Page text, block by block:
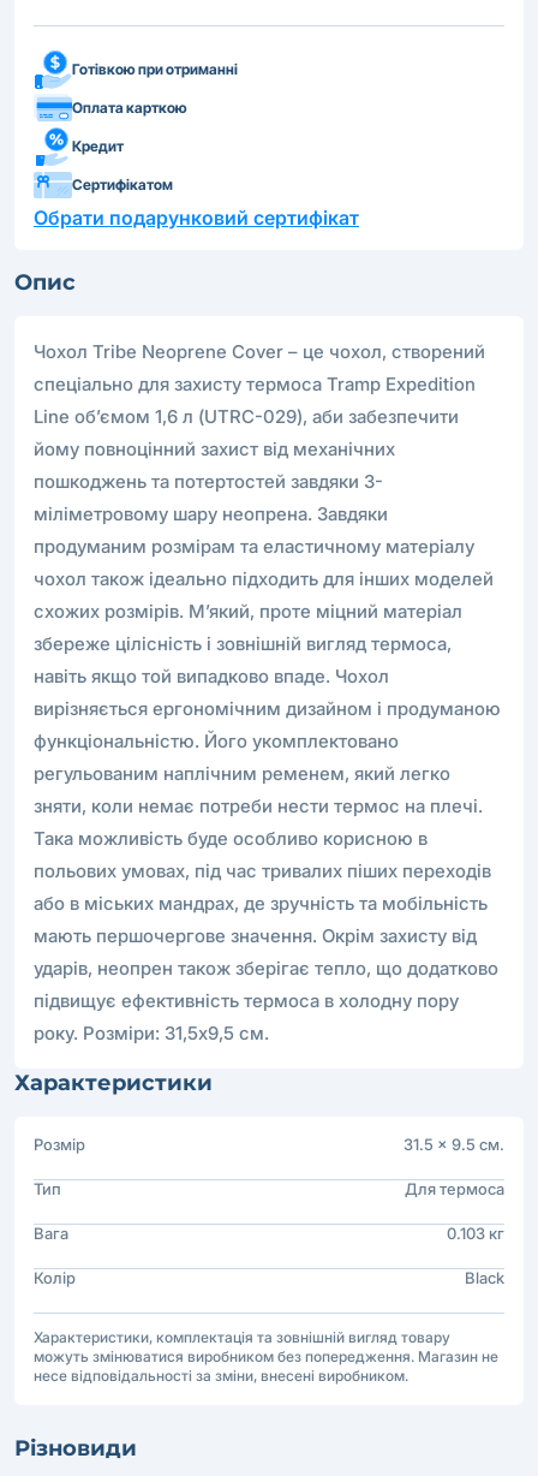
Готівкою при отриманні
Оплата карткою
Кредит
Сертифікатом
Обрати подарунковий сертифікат
Опис
Чохол Tribe Neoprene Cover – це чохол, створений
спеціально для захисту термоса Tramp Expedition
Line об’ємом 1,6 л (UTRC-029), аби забезпечити
йому повноцінний захист від механічних
пошкоджень та потертостей завдяки 3-
міліметровому шару неопрена. Завдяки
продуманим розмірам та еластичному матеріалу
чохол також ідеально підходить для інших моделей
схожих розмірів. М’який, проте міцний матеріал
збереже цілісність і зовнішній вигляд термоса,
навіть якщо той випадково впаде. Чохол
вирізняється ергономічним дизайном і продуманою
функціональністю. Його укомплектовано
регульованим наплічним ременем, який легко
зняти, коли немає потреби нести термос на плечі.
Така можливість буде особливо корисною в
польових умовах, під час тривалих піших переходів
або в міських мандрах, де зручність та мобільність
мають першочергове значення. Окрім захисту від
ударів, неопрен також зберігає тепло, що додатково
підвищує ефективність термоса в холодну пору
року. Розміри: 31,5х9,5 см.
Характеристики
Розмір 31.5 × 9.5 см.
Тип Для термоса
Вага 0.103 кг
Колір Black
Характеристики, комплектація та зовнішній вигляд товару
можуть змінюватися виробником без попередження. Магазин не
несе відповідальності за зміни, внесені виробником.
Різновиди